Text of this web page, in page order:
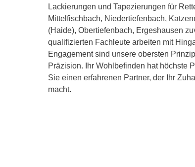
Lackierungen und Tapezierungen für
Mittelfischbach, Niedertiefenbach,
(Haide), Obertiefenbach, Ergeshausen
qualifizierten Fachleute arbeiten mit
Engagement sind unsere obersten
Präzision. Ihr Wohlbefinden hat höchste
Sie einen erfahrenen Partner, der Ihr
macht.